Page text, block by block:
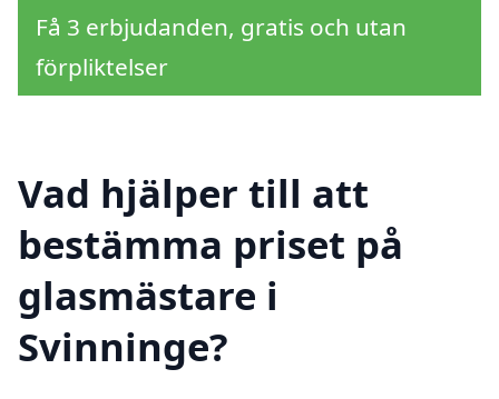
Få 3 erbjudanden, gratis och utan
förpliktelser
Vad hjälper till att
bestämma priset på
glasmästare i
Svinninge?